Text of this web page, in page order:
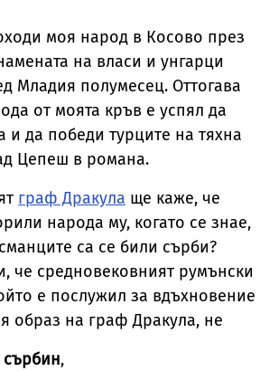
моя народ в Косово през
на власи и унгарци
Младия полумесец. Оттогава
от моята кръв е успял да
и да победи турците на тяхна
Цепеш в романа.
граф Дракула ще каже, че
народа му, когато се знае,
са се били сърби?
че средновековният румънски
е послужил за вдъхновение
образ на граф Дракула, не
,